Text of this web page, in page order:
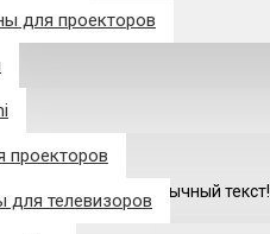
для проекторов
проекторов
для телевизоров
Используйте обычный текст!